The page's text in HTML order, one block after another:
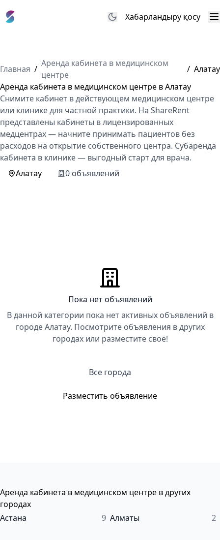
Хабарландыру қосу
Главная /
Аренда кабинета в медицинском
центре
/ Алатау
Аренда кабинета в медицинском центре в Алатау
Снимите кабинет в действующем медицинском центре
или клинике для частной практики. На ShareRent
представлены кабинеты в лицензированных
медцентрах — начните принимать пациентов без
расходов на открытие собственного центра. Субаренда
кабинета в клинике — выгодный старт для врача.
Алатау
0 объявлений
Пока нет объявлений
В данной категории пока нет активных объявлений в
городе Алатау. Посмотрите объявления в других
городах или разместите своё!
Все города
Разместить объявление
Аренда кабинета в медицинском центре в других
городах
Астана
9 Алматы 2